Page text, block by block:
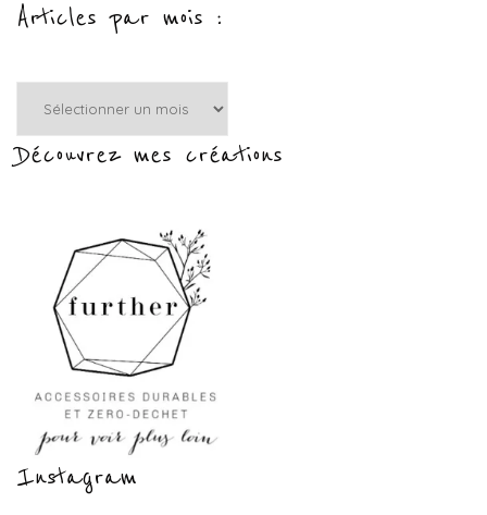
Articles par mois :
mois
:Découvrez mes créations
Instagram